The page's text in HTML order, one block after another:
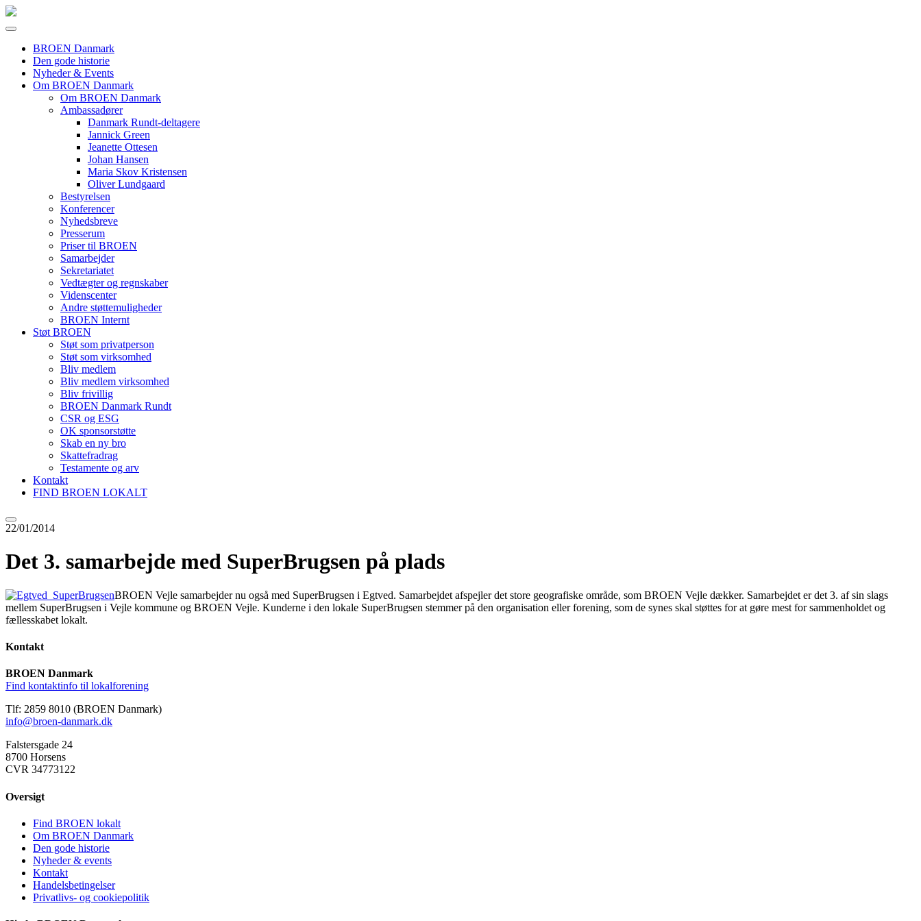
BROEN Danmark
Den gode historie
Nyheder & Events
Om BROEN Danmark
Om BROEN Danmark
Ambassadører
Danmark Rundt-deltagere
Jannick Green
Jeanette Ottesen
Johan Hansen
Maria Skov Kristensen
Oliver Lundgaard
Bestyrelsen
Konferencer
Nyhedsbreve
Presserum
Priser til BROEN
Samarbejder
Sekretariatet
Vedtægter og regnskaber
Videnscenter
Andre støttemuligheder
BROEN Internt
Støt BROEN
Støt som privatperson
Støt som virksomhed
Bliv medlem
Bliv medlem virksomhed
Bliv frivillig
BROEN Danmark Rundt
CSR og ESG
OK sponsorstøtte
Skab en ny bro
Skattefradrag
Testamente og arv
Kontakt
FIND BROEN LOKALT
22/01/2014
Det 3. samarbejde med SuperBrugsen på plads
BROEN Vejle samarbejder nu også med SuperBrugsen i Egtved. Samarbejdet afspejler det store geografiske område, som BROEN Vejle dækker. Samarbejdet er det 3. af sin slags
mellem SuperBrugsen i Vejle kommune og BROEN Vejle. Kunderne i den lokale SuperBrugsen stemmer på den organisation eller forening, som de synes skal støttes for at gøre mest for sammenholdet og
fællesskabet lokalt.
Kontakt
BROEN Danmark
Find kontaktinfo til lokalforening
Tlf: 2859 8010 (BROEN Danmark)
info@broen-danmark.dk
Falstersgade 24
8700 Horsens
CVR 34773122
Oversigt
Find BROEN lokalt
Om BROEN Danmark
Den gode historie
Nyheder & events
Kontakt
Handelsbetingelser
Privatlivs- og cookiepolitik